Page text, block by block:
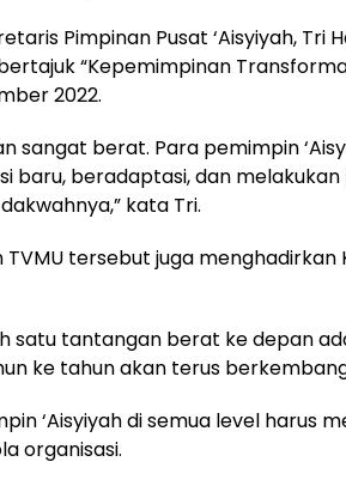
Pimpinan Pusat ‘Aisyiyah, Tri
“Kepemimpinan
2022.
sangat berat. Para pemimpin
baru, beradaptasi, dan
kata Tri.
tersebut juga menghadirkan
satu tantangan berat ke depan
ke tahun akan terus
‘Aisyiyah di semua level harus
organisasi.